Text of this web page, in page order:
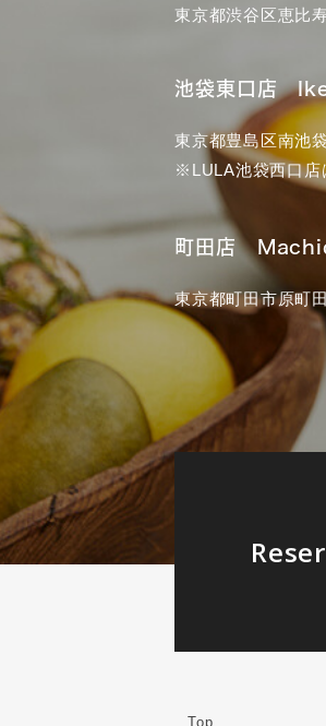
東京都渋谷区恵比
池袋東口店
東京都豊島区南池
※LULA池袋西口店
町田店
東京都町田市原
Top